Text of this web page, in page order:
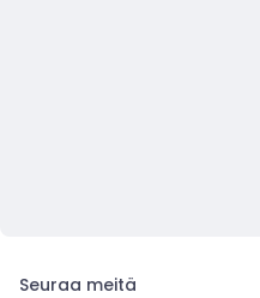
Seuraa meitä